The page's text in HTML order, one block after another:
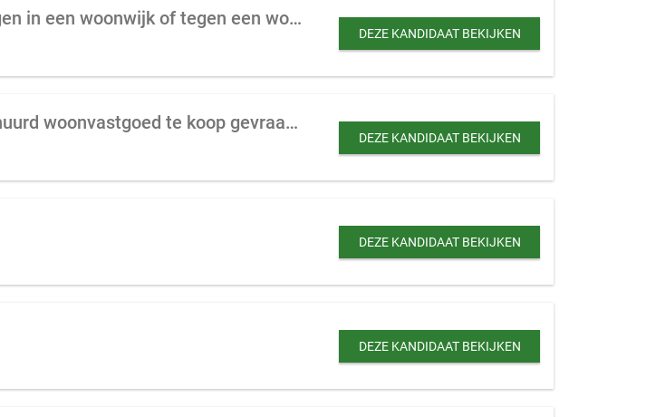
Locatie voor ontwikkeling naar woningbouw, gelegen in een woonwijk of tegen een woonwijk aan
DEZE KANDIDAAT BEKIJKEN
Commercieel vastgoed voor transformatie en verhuurd woonvastgoed te koop gevraagd
DEZE KANDIDAAT BEKIJKEN
DEZE KANDIDAAT BEKIJKEN
DEZE KANDIDAAT BEKIJKEN